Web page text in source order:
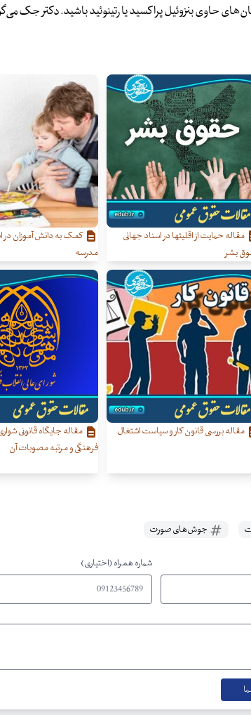
حاوی بنزوئیل پراکسید یا رتینوئید باشید. دکتر جک
مقاله حمایت از اقلیتها در اسناد جهانی
بشر
کمک به دانش آموزان در
مدرسه
مقاله بررسی قانون کار و سیاست اشتغال
مقاله جایگاه قانونی
فرهنگی و مرتبه مصوبات آن
جوش‌های صورت
شماره همراه (اختیاری)